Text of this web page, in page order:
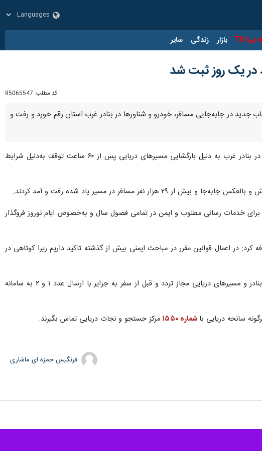
ایرنا TV بازار زندگی سایر
کد مطلب: 85065547
جدید در جابه‌جایی مسافر، خودرو و شناورها در بنادر غرب استان رقم خورد و رفت و
، مرتضی سالاری روز شنبه به رسانه‌ها اعلام کرد: ثبت این میزان رفت و آمد انواع شناور در بنادر غرب به دلیل بازگشایی مسیرهای دریایی پس از ۶۰ ساعت توقف به‌دلیل شرایط
خدمات رسانی مطلوب و ایمن در تمامی فصول سال و به‌خصوص ایام نوروز فروگذار
کرد: در اعمال قوانین مقرر در مباحث ایمنی بیش از گذشته تاکید داریم زیرا کوتاهی در
وی از مسافران و گردشگران نوروزی خواست برای سفر از سرزمین اصلی به جزایر زیبای خلیج فارس از بنادر و مسیرهای دریایی مجاز تردد و قبل از سفر به جزایر با ارسال عدد ۱ و ۲ به سامانه
سانحه دریایی با شماره ۱۵۵۰ مرکز جستجو و نجات دریایی تماس بگیرند.
فرنگیس حمزه ای ماشاری